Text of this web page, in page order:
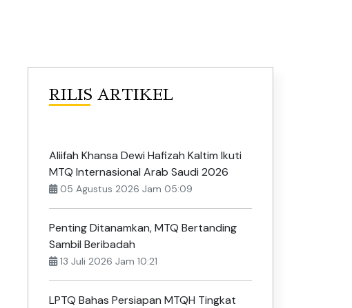
RILIS ARTIKEL
Aliifah Khansa Dewi Hafizah Kaltim Ikuti
MTQ Internasional Arab Saudi 2026
05 Agustus 2026 Jam 05:09
Penting Ditanamkan, MTQ Bertanding
Sambil Beribadah
13 Juli 2026 Jam 10:21
LPTQ Bahas Persiapan MTQH Tingkat